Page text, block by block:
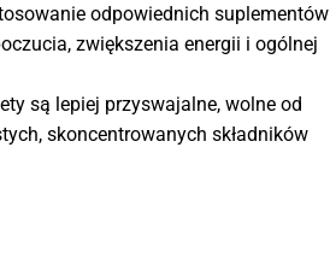
odpowiednich suplementów
zwiększenia energii i ogólnej
są lepiej przyswajalne, wolne od
skoncentrowanych składników